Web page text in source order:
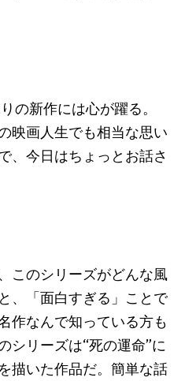
の新作には心が躍る。
映画人生でも相当な思い
、今日はちょっとお話さ
このシリーズがどんな風
、「面白すぎる」ことで
作なんで知っている方も
シリーズは“死の運命”に
描いた作品だ。簡単な話